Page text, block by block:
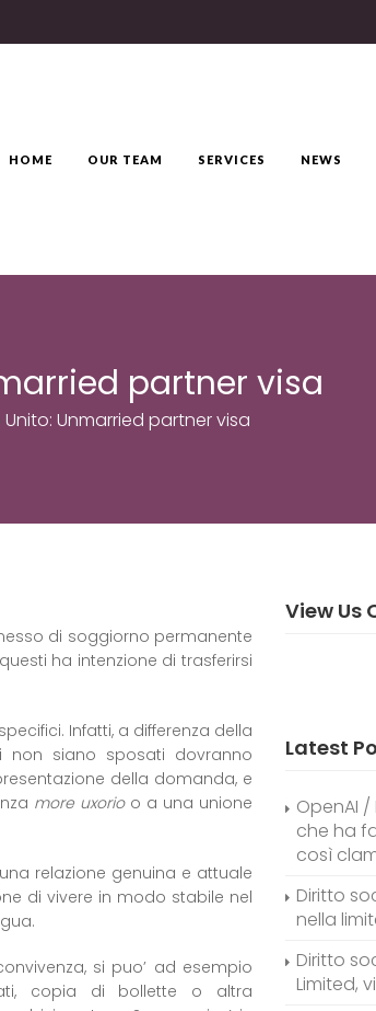
HOME OUR TEAM SERVICES NEWS
partner visa
Unito: Unmarried partner visa
di soggiorno permanente
ha intenzione di trasferirsi
Infatti, a differenza della
siano sposati dovranno
della domanda, e
more uxorioo a una unione
relazione genuina e attuale
di vivere in modo stabile nel
si puo’ ad esempio
copia di bollette o altra
View Us
Latest
OpenAI
che ha
così
Diritto
nella
Diritto
Limited,